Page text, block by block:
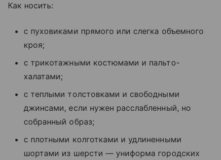
Как носить:
с пуховиками прямого или слегка объемного
кроя;
с трикотажными костюмами и пальто-
халатами;
с теплыми толстовками и свободными
джинсами, если нужен расслабленный, но
собранный образ;
с плотными колготками и удлиненными
шортами из шерсти — униформа городских